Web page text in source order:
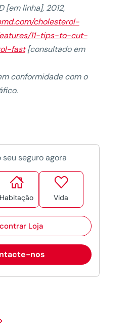
[em linha], 2012,
cholesterol-
11-tips-to-cut-
fast[consultado em
conformidade com o
seu seguro agora

Habitação

Vida
Loja
nos